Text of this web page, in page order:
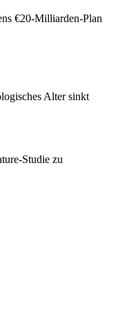
€20-Milliarden-Plan
Alter sinkt
Studie zu